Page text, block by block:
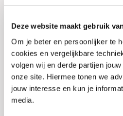
Deze website maakt gebruik
Om je beter en persoonlijker te
cookies en vergelijkbare
volgen wij en derde partijen
onze site. Hiermee tonen we
jouw interesse en kun je
media.
Protectie
Elleboog,
Materiaal
Textiel, Aramide
Ventilatieniveau
Laag
Reflectie
Nee
Waterdicht
Nee
Safetybelt